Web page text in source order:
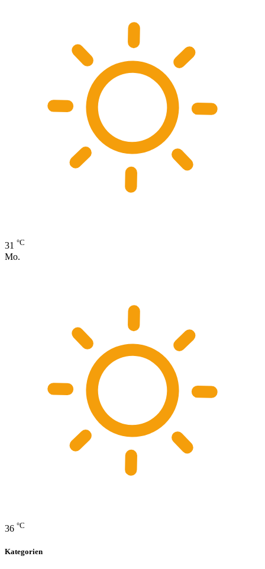
31 °C
Mo.
36 °C
Kategorien